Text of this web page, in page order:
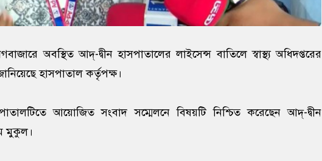
অবস্থিত আদ্-দ্বীন হাসপাতালের লাইসেন্স বাতিলে স্বাস্থ্য অধিদপ্তরের
হাসপাতাল কর্তৃপক্ষ।
আয়োজিত সংবাদ সম্মেলনে বিষয়টি নিশ্চিত করেছেন আদ্-দ্বীন
মুকুল।